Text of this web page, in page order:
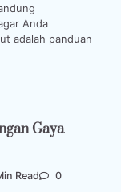
Anda
adalah panduan
Gaya
Read 0